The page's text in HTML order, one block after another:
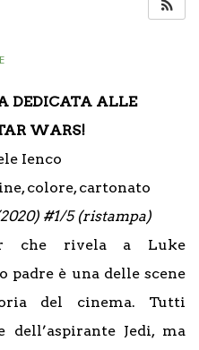
DEDICATA ALLE
WARS!
Ienco
colore, cartonato
#1/5 (ristampa)
che rivela a Luke
padre è una delle scene
del cinema. Tutti
Jedi, ma